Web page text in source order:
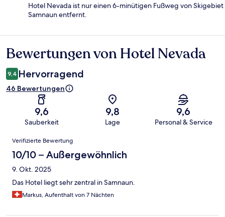
Hotel Nevada ist nur einen 6-minütigen Fußweg von Skigebiet
Samnaun entfernt.
Bewertungen
Bewertungen von Hotel Nevada
9,4 Hervorragend
46 Bewertungen
9,6
Sauberkeit
9,8
Lage
9,6
Personal & Service
Bewertungen
Verifizierte Bewertung
10/10 – Außergewöhnlich
9. Okt. 2025
Das Hotel liegt sehr zentral in Samnaun.
Markus, Aufenthalt von 7 Nächten